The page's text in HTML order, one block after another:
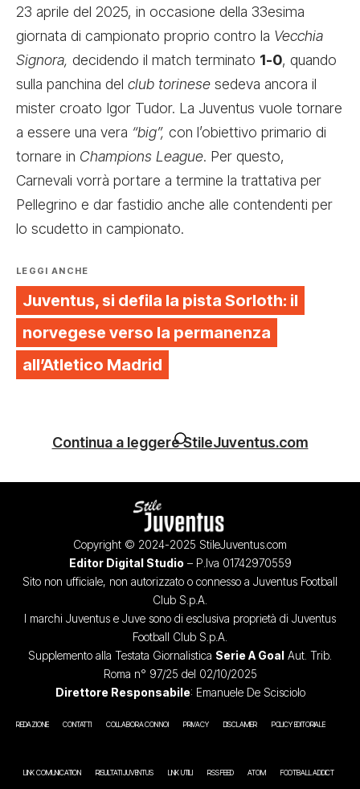
23 aprile del 2025, in occasione della 33esima
giornata di campionato proprio contro la Vecchia
Signora, decidendo il match terminato 1-0, quando
sulla panchina del club torinese sedeva ancora il
mister croato Igor Tudor. La Juventus vuole tornare
a essere una vera “big”, con l’obiettivo primario di
tornare in Champions League. Per questo,
Carnevali vorrà portare a termine la trattativa per
Pellegrino e dar fastidio anche alle contendenti per
lo scudetto in campionato.
LEGGI ANCHE
Juventus, si defila la pista Sorloth: il
norvegese verso la permanenza
all’Atletico Madrid
Continua a leggere StileJuventus.com
Copyright © 2024-2025 StileJuventus.com
Editor Digital Studio – P.Iva 01742970559
Sito non ufficiale, non autorizzato o connesso a Juventus Football
Club S.p.A.
I marchi Juventus e Juve sono di esclusiva proprietà di Juventus
Football Club S.p.A.
Supplemento alla Testata Giornalistica Serie A Goal Aut. Trib.
Roma n° 97/25 del 02/10/2025
Direttore Responsabile: Emanuele De Scisciolo
REDAZIONE CONTATTI COLLABORA CON NOI PRIVACY DISCLAIMER POLICY EDITORIALE
LINK COMUNICATION RISULTATI JUVENTUS LINK UTILI RSS FEED ATOM FOOTBALL ADDICT